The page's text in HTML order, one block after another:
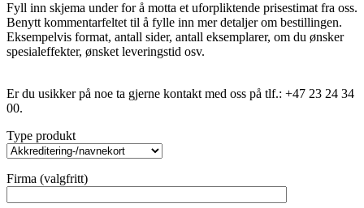
Fyll inn skjema under for å motta et uforpliktende prisestimat fra oss.
Benytt kommentarfeltet til å fylle inn mer detaljer om bestillingen.
Eksempelvis format, antall sider, antall eksemplarer, om du ønsker
spesialeffekter, ønsket leveringstid osv.
Er du usikker på noe ta gjerne kontakt med oss på tlf.: +47 23 24 34
00.
Type produkt
Firma (valgfritt)